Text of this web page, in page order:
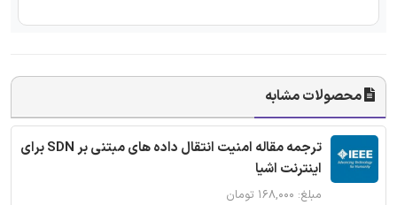
محصولات مشابه
ترجمه مقاله امنیت انتقال داده های مبتنی بر SDN برای
اینترنت اشیا
مبلغ: ۱۶۸,۰۰۰ تومان